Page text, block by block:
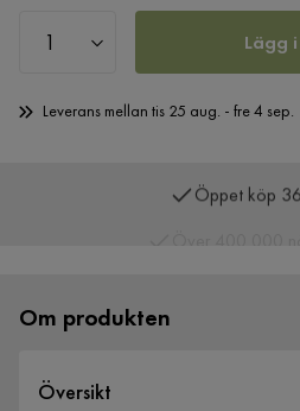
Lägg
Leverans mellan tis 25 aug. - fre 4 sep.
Över 400 000
Om produkten
Översikt